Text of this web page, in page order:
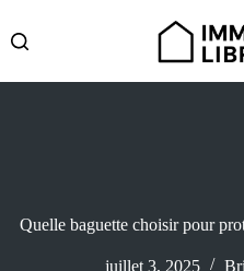
contenu
Quelle baguette choisir pour
juillet 3, 2025